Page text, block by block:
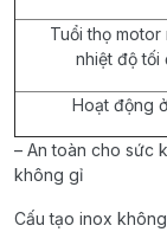
Tuổi thọ
nhiệt độ
Hoạt động
– An toàn cho sức
không gỉ
Cấu tạo inox